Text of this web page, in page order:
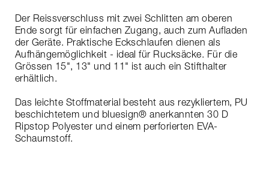
Der Reissverschluss mit zwei Schlitten am oberen
Ende sorgt für einfachen Zugang, auch zum Aufladen
der Geräte. Praktische Eckschlaufen dienen als
Aufhängemöglichkeit - ideal für Rucksäcke. Für die
Grössen 15", 13" und 11" ist auch ein Stifthalter
erhältlich.
Das leichte Stoffmaterial besteht aus rezykliertem, PU
beschichtetem und bluesign® anerkannten 30 D
Ripstop Polyester und einem perforierten EVA-
Schaumstoff.